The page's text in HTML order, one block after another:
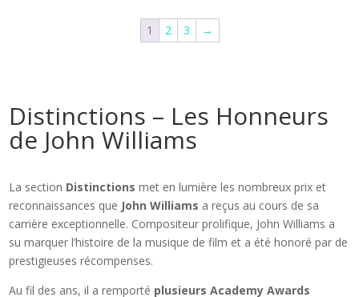
1 2 3 →
Distinctions – Les Honneurs
de John Williams
La section Distinctions met en lumière les nombreux prix et
reconnaissances que John Williams a reçus au cours de sa
carrière exceptionnelle. Compositeur prolifique, John Williams a
su marquer l’histoire de la musique de film et a été honoré par de
prestigieuses récompenses.
Au fil des ans, il a remporté plusieurs Academy Awards